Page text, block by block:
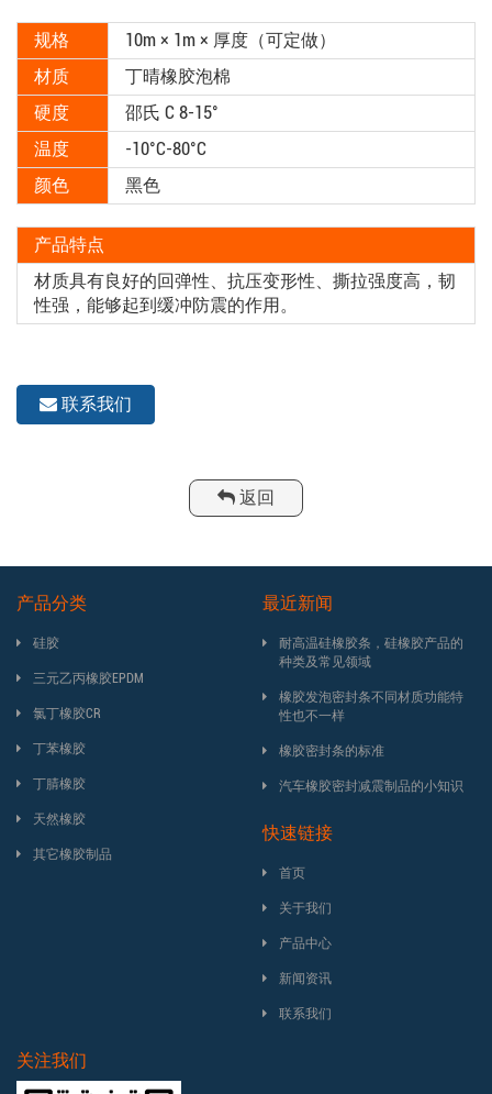
规格
10m × 1m × 厚度（可定做）
材质
丁晴橡胶泡棉
硬度
邵氏 C 8-15°
温度
-10°C-80°C
颜色
黑色
产品特点
材质具有良好的回弹性、抗压变形性、撕拉强度高，韧
性强，能够起到缓冲防震的作用。
联系我们
返回
产品分类
硅胶
三元乙丙橡胶EPDM
氯丁橡胶CR
丁苯橡胶
丁腈橡胶
天然橡胶
其它橡胶制品
最近新闻
耐高温硅橡胶条，硅橡胶产品的
种类及常见领域
橡胶发泡密封条不同材质功能特
性也不一样
橡胶密封条的标准
汽车橡胶密封减震制品的小知识
快速链接
首页
关于我们
产品中心
新闻资讯
联系我们
关注我们